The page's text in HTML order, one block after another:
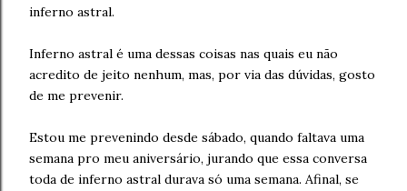
inferno astral.
Inferno astral é uma dessas coisas nas quais eu não
acredito de jeito nenhum, mas, por via das dúvidas, gosto
de me prevenir.
Estou me prevenindo desde sábado, quando faltava uma
semana pro meu aniversário, jurando que essa conversa
toda de inferno astral durava só uma semana. Afinal, se